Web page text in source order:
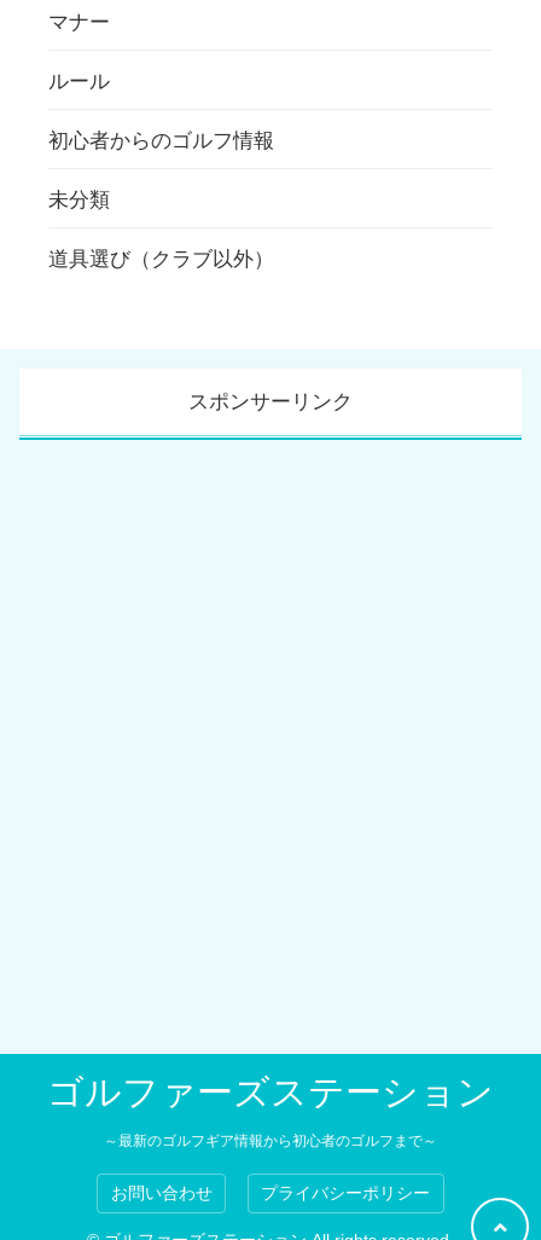
マナー
ルール
初心者からのゴルフ情報
未分類
道具選び（クラブ以外）
スポンサーリンク
ゴルファーズステーション
～最新のゴルフギア情報から初心者のゴルフまで～
お問い合わせ プライバシーポリシー